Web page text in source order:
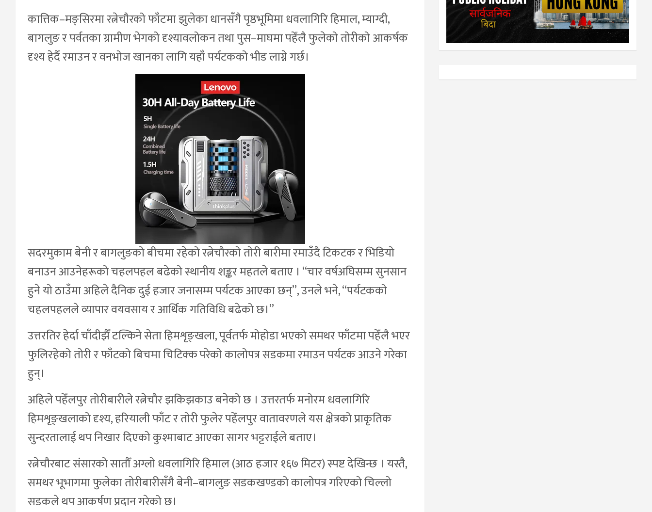
कात्तिक–मङ्सिरमा रत्नेचौरको फाँटमा झुलेका धानसँगै पृष्ठभूमिमा धवलागिरि हिमाल, म्याग्दी,
बागलुङ र पर्वतका ग्रामीण भेगको दृश्यावलोकन तथा पुस–माघमा पहेँलै फुलेको तोरीको आकर्षक
दृश्य हेर्दै रमाउन र वनभोज खानका लागि यहाँ पर्यटकको भीड लाग्ने गर्छ।
सदरमुकाम बेनी र बागलुङको बीचमा रहेको रत्नेचौरको तोरी बारीमा रमाउँदै टिकटक र भिडियो
बनाउन आउनेहरूको चहलपहल बढेको स्थानीय शङ्कर महतले बताए । “चार वर्षअघिसम्म सुनसान
हुने यो ठाउँमा अहिले दैनिक दुई हजार जनासम्म पर्यटक आएका छन्”, उनले भने, “पर्यटकको
चहलपहलले व्यापार वयवसाय र आर्थिक गतिविधि बढेको छ।”
उत्तरतिर हेर्दा चाँदीझैँ टल्किने सेता हिमशृङ्खला, पूर्वतर्फ मोहोडा भएको समथर फाँटमा पहेँलै भएर
फुलिरहेको तोरी र फाँटको बिचमा चिटिक्क परेको कालोपत्र सडकमा रमाउन पर्यटक आउने गरेका
हुन्।
अहिले पहेँलपुर तोरीबारीले रत्नेचौर झकिझकाउ बनेको छ । उत्तरतर्फ मनोरम धवलागिरि
हिमशृङ्खलाको दृश्य, हरियाली फाँट र तोरी फुलेर पहेँलपुर वातावरणले यस क्षेत्रको प्राकृतिक
सुन्दरतालाई थप निखार दिएको कुश्माबाट आएका सागर भट्टराईले बताए।
रत्नेचौरबाट संसारको सातौँ अग्लो धवलागिरि हिमाल (आठ हजार १६७ मिटर) स्पष्ट देखिन्छ । यस्तै,
समथर भूभागमा फुलेका तोरीबारीसँगै बेनी–बागलुङ सडकखण्डको कालोपत्र गरिएको चिल्लो
सडकले थप आकर्षण प्रदान गरेको छ।